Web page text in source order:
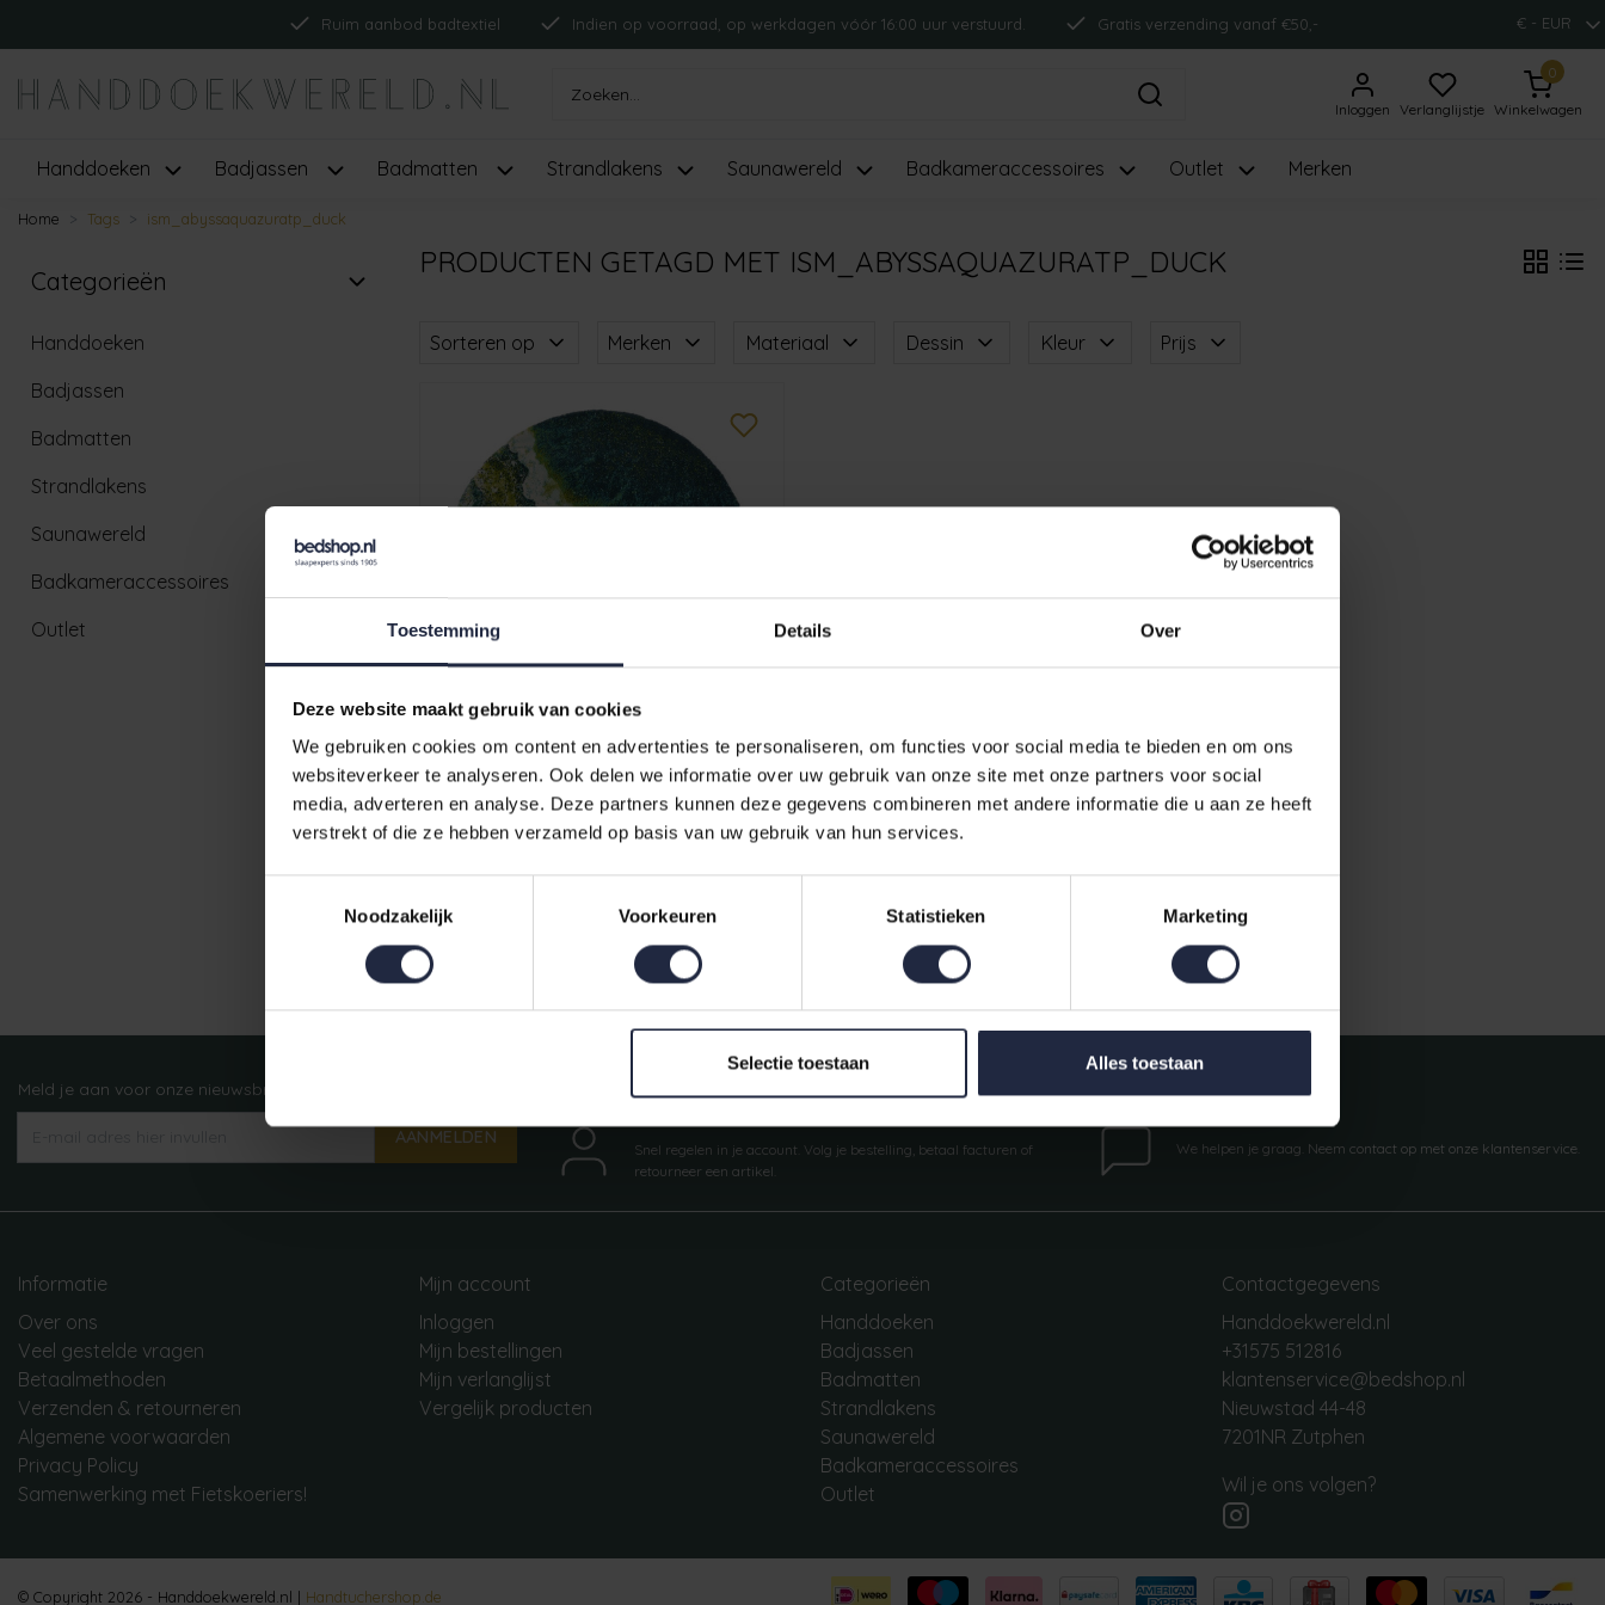
Toestemming Details Over
Deze website maakt gebruik van cookies
We gebruiken cookies om content en advertenties te personaliseren, om functies voor social media te bieden en om ons
websiteverkeer te analyseren. Ook delen we informatie over uw gebruik van onze site met onze partners voor social
media, adverteren en analyse. Deze partners kunnen deze gegevens combineren met andere informatie die u aan ze heeft
verstrekt of die ze hebben verzameld op basis van uw gebruik van hun services.
Noodzakelijk
Voorkeuren Statistieken Marketing
Selectie toestaan Alles toestaan
Ruim aanbod badtextiel Indien op voorraad, op werkdagen vóór 16:00 uur verstuurd. Gratis verzending vanaf €50,- € - EUR
Inloggen Verlanglijstje
0
Winkelwagen
Handdoeken Badjassen Badmatten Strandlakens Saunawereld Badkameraccessoires Outlet Merken
Home Tags ism_abyssaquazuratp_duck
Categorieën
Handdoeken
Badjassen
Badmatten
Strandlakens
Saunawereld
Badkameraccessoires
Outlet
PRODUCTEN GETAGD MET ISM_ABYSSAQUAZURATP_DUCK
Sorteren op Merken Materiaal Dessin Kleur Prijs
Abyss & Habidecor Aquazura Tp
0/100 320 Duck
Ruim aanbod badtextiel Indien op voorraad, op werkdagen vóór 16:00 uur verstuurd. Gratis verzending vanaf €50,-
Meld je aan voor onze nieuwsbrief!
AANMELDEN
Mijn account
Snel regelen in je account. Volg je bestelling, betaal facturen of
retourneer een artikel.
Vragen?
We helpen je graag. Neem contact op met onze klantenservice.
Informatie
Over ons
Veel gestelde vragen
Betaalmethoden
Verzenden & retourneren
Algemene voorwaarden
Privacy Policy
Samenwerking met Fietskoeriers!
Mijn account
Inloggen
Mijn bestellingen
Mijn verlanglijst
Vergelijk producten
Categorieën
Handdoeken
Badjassen
Badmatten
Strandlakens
Saunawereld
Badkameraccessoires
Outlet
Contactgegevens
Handdoekwereld.nl
+31575 512816
klantenservice@bedshop.nl
Nieuwstad 44-48
7201NR Zutphen
Wil je ons volgen?
© Copyright 2026 - Handdoekwereld.nl | Handtuchershop.de